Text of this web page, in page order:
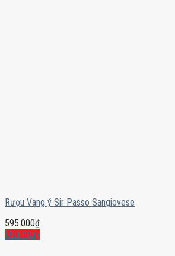
Rượu Vang ý Sir Passo Sangiovese
595.000₫
Mua ngay